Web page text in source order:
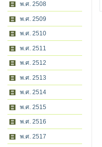
พ.ศ. 2508
พ.ศ. 2509
พ.ศ. 2510
พ.ศ. 2511
พ.ศ. 2512
พ.ศ. 2513
พ.ศ. 2514
พ.ศ. 2515
พ.ศ. 2516
พ.ศ. 2517